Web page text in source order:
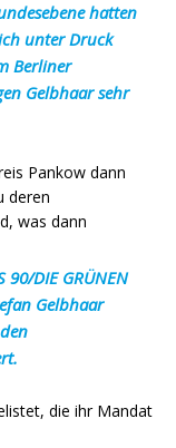
hatten
unter Druck
Berliner
Gelbhaar sehr
Pankow dann
deren
was dann
DIE GRÜNEN
Gelbhaar
die ihr Mandat